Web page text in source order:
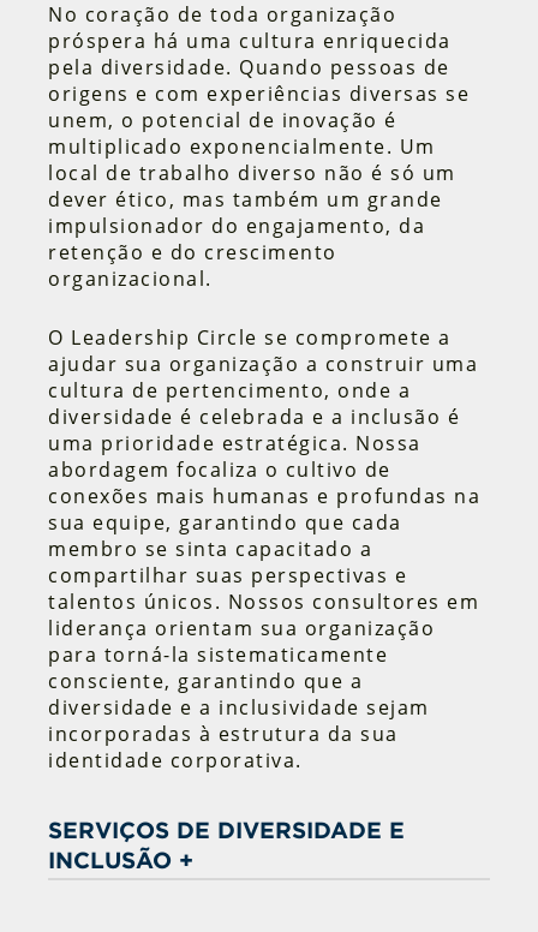
No coração de toda organização
próspera há uma cultura enriquecida
pela diversidade. Quando pessoas de
origens e com experiências diversas se
unem, o potencial de inovação é
multiplicado exponencialmente. Um
local de trabalho diverso não é só um
dever ético, mas também um grande
impulsionador do engajamento, da
retenção e do crescimento
organizacional.
O Leadership Circle se compromete a
ajudar sua organização a construir uma
cultura de pertencimento, onde a
diversidade é celebrada e a inclusão é
uma prioridade estratégica. Nossa
abordagem focaliza o cultivo de
conexões mais humanas e profundas na
sua equipe, garantindo que cada
membro se sinta capacitado a
compartilhar suas perspectivas e
talentos únicos. Nossos consultores em
liderança orientam sua organização
para torná-la sistematicamente
consciente, garantindo que a
diversidade e a inclusividade sejam
incorporadas à estrutura da sua
identidade corporativa.
SERVIÇOS DE DIVERSIDADE E
INCLUSÃO +